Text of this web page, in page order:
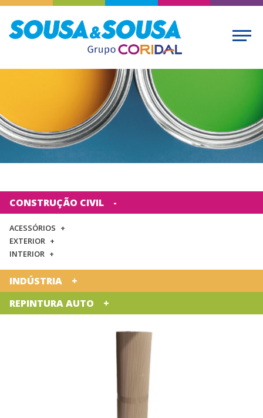
CONSTRUÇÃO CIVIL
ACESSÓRIOS
EXTERIOR
INTERIOR
INDÚSTRIA
REPINTURA AUTO